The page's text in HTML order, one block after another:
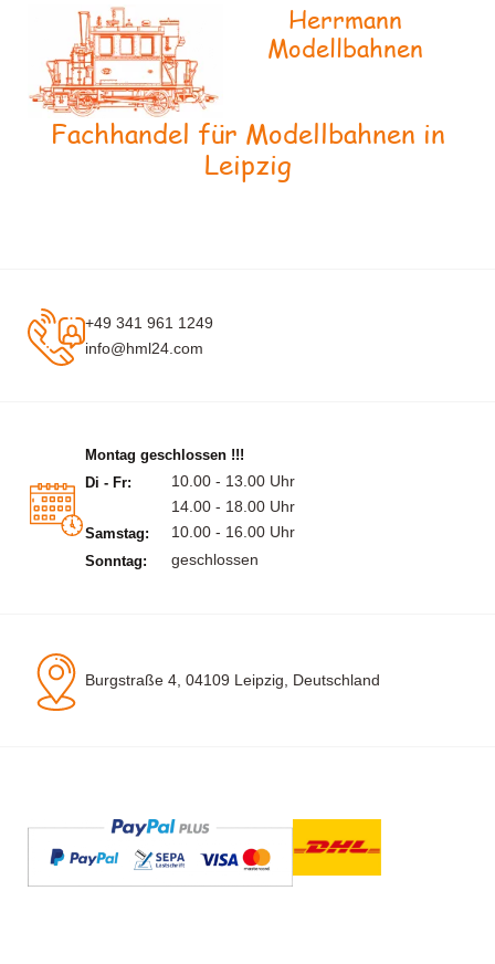
Herrmann
Modellbahnen
Fachhandel für Modellbahnen in
Leipzig
+49 341 961 1249
info@hml24.com
Montag geschlossen !!!
Di - Fr:
10.00 - 13.00 Uhr
14.00 - 18.00 Uhr
Samstag: 10.00 - 16.00 Uhr
Sonntag: geschlossen
Burgstraße 4, 04109 Leipzig, Deutschland